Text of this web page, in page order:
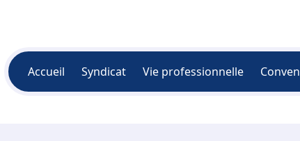
Accueil Syndicat Vie professionnelle